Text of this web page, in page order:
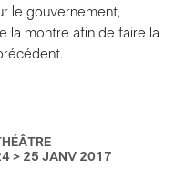
le gouvernement,
la montre afin de faire la
> 25 JANV 2017